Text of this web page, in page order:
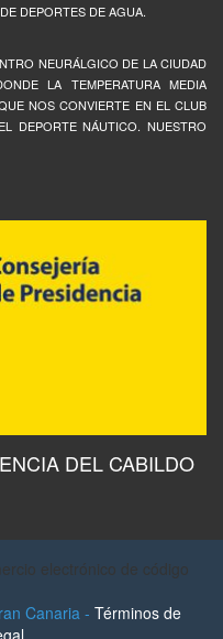
DEPORTES DE AGUA.
NEURÁLGICO DE LA CIUDAD
LA TEMPERATURA MEDIA
NOS CONVIERTE EN EL CLUB
DEPORTE NÁUTICO. NUESTRO
DEL CABILDO
electrónico de código
Canaria - Términos de